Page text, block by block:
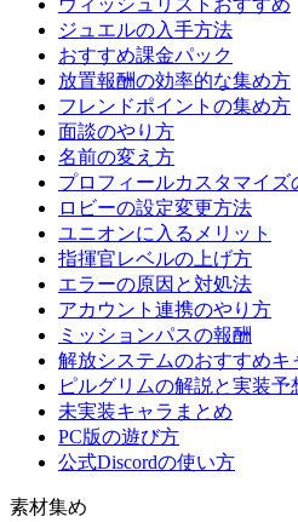
ウィッシュリストおすすめ
ジュエルの入手方法
おすすめ課金パック
放置報酬の効率的な集め方
フレンドポイントの集め方
面談のやり方
名前の変え方
プロフィールカスタマイズ
ロビーの設定変更方法
ユニオンに入るメリット
指揮官レベルの上げ方
エラーの原因と対処法
アカウント連携のやり方
ミッションパスの報酬
解放システムのおすすめキ
ピルグリムの解説と実装予
未実装キャラまとめ
PC版の遊び方
公式Discordの使い方
素材集め